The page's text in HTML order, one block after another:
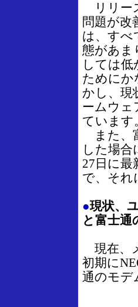
リリー
問題が改
は、すべ
態があま
しては
ためにか
かし、現
ームウェ
ています
また、
した場
27日に
で、それ
●現状、
と富士通
現在、
初期に
通のモデ